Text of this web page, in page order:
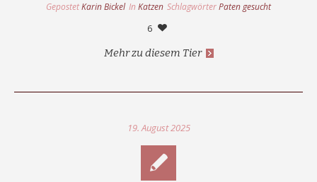
GepostetKarin Bickel In Katzen SchlagwörterPaten gesucht
6
Mehr zu diesem Tier
19. August 2025